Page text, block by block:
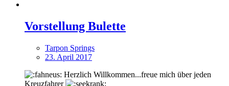
Vorstellung Bulette
Tarpon Springs
23. April 2017
Herzlich Willkommen...freue mich über jeden
Kreuzfahrer